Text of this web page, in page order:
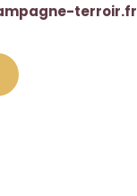
terroir.fr